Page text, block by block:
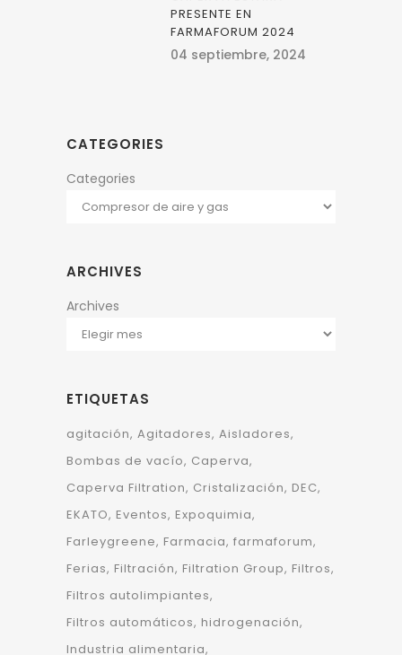
PRESENTE EN
FARMAFORUM 2024
04 septiembre, 2024
CATEGORIES
Categories
ARCHIVES
Archives
ETIQUETAS
agitación Agitadores Aisladores
Bombas de vacío Caperva
Caperva Filtration Cristalización DEC
EKATO Eventos Expoquimia
Farleygreene Farmacia farmaforum
Ferias Filtración Filtration Group Filtros
Filtros autolimpiantes
Filtros automáticos hidrogenación
Industria alimentaria